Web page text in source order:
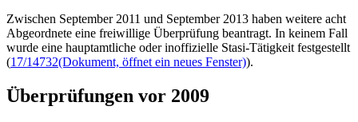
Zwischen September 2011 und September 2013 haben weitere acht
Abgeordnete eine freiwillige Überprüfung beantragt. In keinem Fall
wurde eine hauptamtliche oder inoffizielle Stasi-Tätigkeit festgestellt
(17/14732(Dokument, öffnet ein neues Fenster)).
Überprüfungen vor 2009